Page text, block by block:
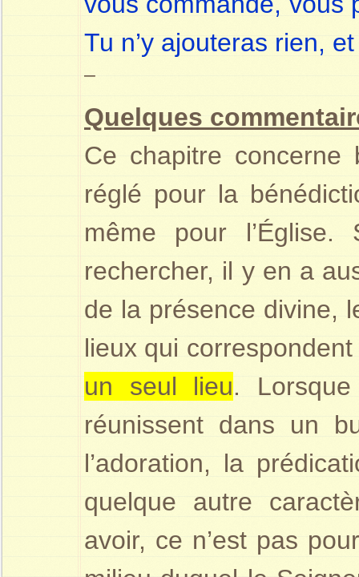
Tu n’y ajouteras rien,
–
Quelques
Ce chapitre
réglé pour la
même pour
rechercher, il y en a
de la présence divine,
lieux qui
un seul lieu.
réunissent dans un
l’adoration, la
quelque autre
avoir, ce n’est pas